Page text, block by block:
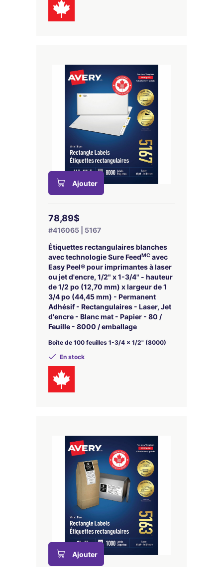
Ajouter
78,89$
#416065 | 5167
Étiquettes rectangulaires blanches
avec technologie Sure FeedMC avec
Easy Peel® pour imprimantes à laser
ou jet d'encre, 1/2" x 1-3/4" - hauteur
de 1/2 po (12,70 mm) x largeur de 1
3/4 po (44,45 mm) - Permanent
Adhésif - Rectangulaires - Laser, Jet
d'encre - Blanc mat - Papier - 80 /
Feuille - 8000 / emballage
Boîte de 100 feuilles 1-3/4 x 1/2" (8000)
En stock
Ajouter